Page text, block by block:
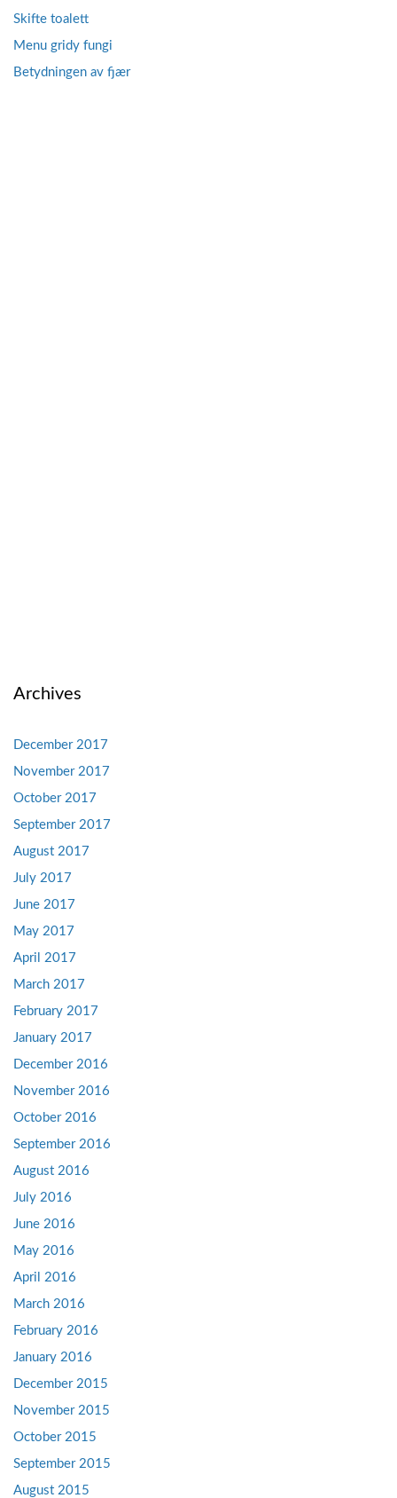
Skifte toalett
Menu gridy fungi
Betydningen av fjær
Archives
December 2017
November 2017
October 2017
September 2017
August 2017
July 2017
June 2017
May 2017
April 2017
March 2017
February 2017
January 2017
December 2016
November 2016
October 2016
September 2016
August 2016
July 2016
June 2016
May 2016
April 2016
March 2016
February 2016
January 2016
December 2015
November 2015
October 2015
September 2015
August 2015